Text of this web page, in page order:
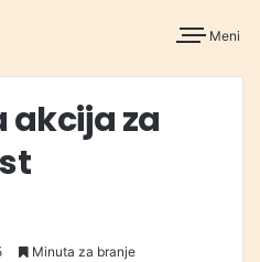
Meni
akcija za
Minuta za branje